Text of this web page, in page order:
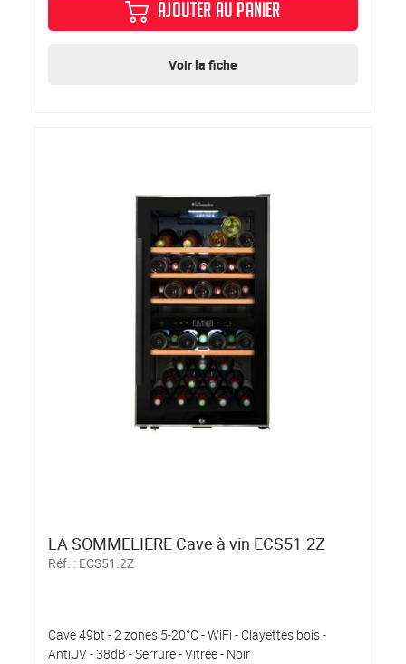
AJOUTER AU PANIER
Voir la fiche
LA SOMMELIERE Cave à vin ECS51.2Z
Réf. : ECS51.2Z
Cave 49bt - 2 zones 5-20°C - WiFi - Clayettes bois -
AntiUV - 38dB - Serrure - Vitrée - Noir